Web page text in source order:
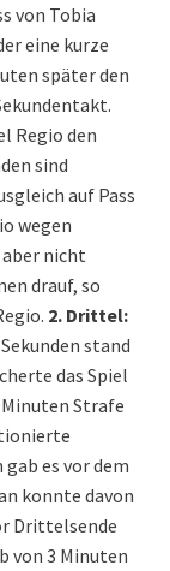
von Tobia
eine kurze
später den
Regio den
sind
auf Pass
wegen
nicht
drauf, so
2. Drittel:
stand
das Spiel
Strafe
es vor dem
konnte davon
Drittelsende
von 3 Minuten